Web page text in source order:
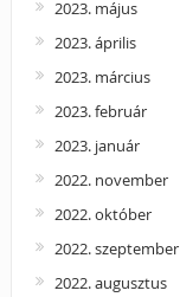
2023. május
2023. április
2023. március
2023. február
2023. január
2022. november
2022. október
2022. szeptember
2022. augusztus